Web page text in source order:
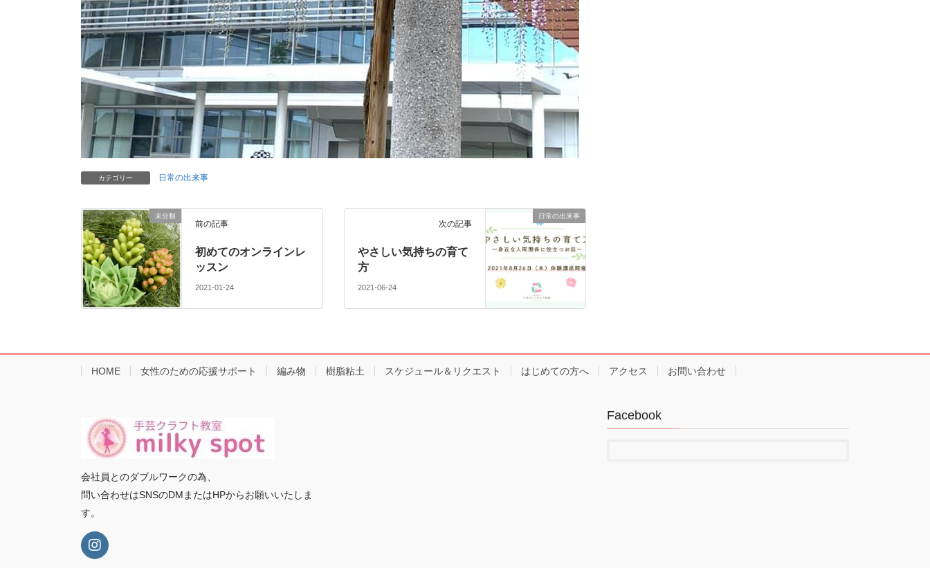
カテゴリー 日常の出来事
未分類
前の記事
初めてのオンラインレ
ッスン
2021-01-24
日常の出来事
次の記事
やさしい気持ちの育て
方
2021-06-24
HOME 女性のための応援サポート 編み物 樹脂粘土 スケジュール＆リクエスト はじめての方へ アクセス お問い合わせ
会社員とのダブルワークの為、
問い合わせはSNSのDMまたはHPからお願いいたしま
す。
Facebook